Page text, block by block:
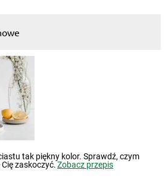
tak piękny kolor. Sprawdź, czym
zaskoczyć.Zobacz przepis